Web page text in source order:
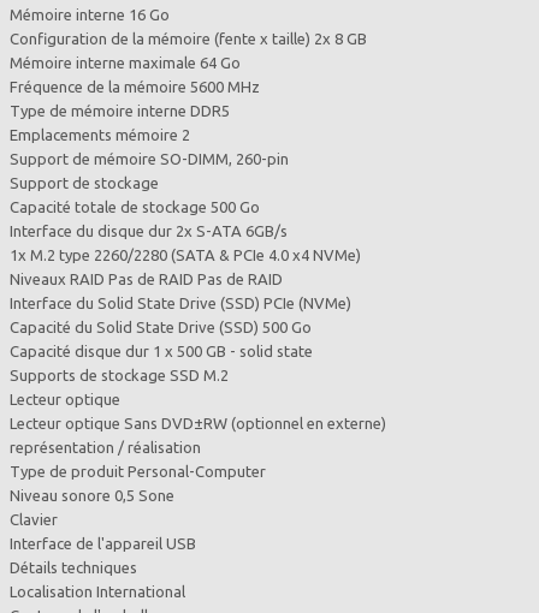
Mémoire interne 16 Go
Configuration de la mémoire (fente x taille) 2x 8 GB
Mémoire interne maximale 64 Go
Fréquence de la mémoire 5600 MHz
Type de mémoire interne DDR5
Emplacements mémoire 2
Support de mémoire SO-DIMM, 260-pin
Support de stockage
Capacité totale de stockage 500 Go
Interface du disque dur 2x S-ATA 6GB/s
1x M.2 type 2260/2280 (SATA & PCIe 4.0 x4 NVMe)
Niveaux RAID Pas de RAID Pas de RAID
Interface du Solid State Drive (SSD) PCIe (NVMe)
Capacité du Solid State Drive (SSD) 500 Go
Capacité disque dur 1 x 500 GB - solid state
Supports de stockage SSD M.2
Lecteur optique
Lecteur optique Sans DVD±RW (optionnel en externe)
représentation / réalisation
Type de produit Personal-Computer
Niveau sonore 0,5 Sone
Clavier
Interface de l'appareil USB
Détails techniques
Localisation International